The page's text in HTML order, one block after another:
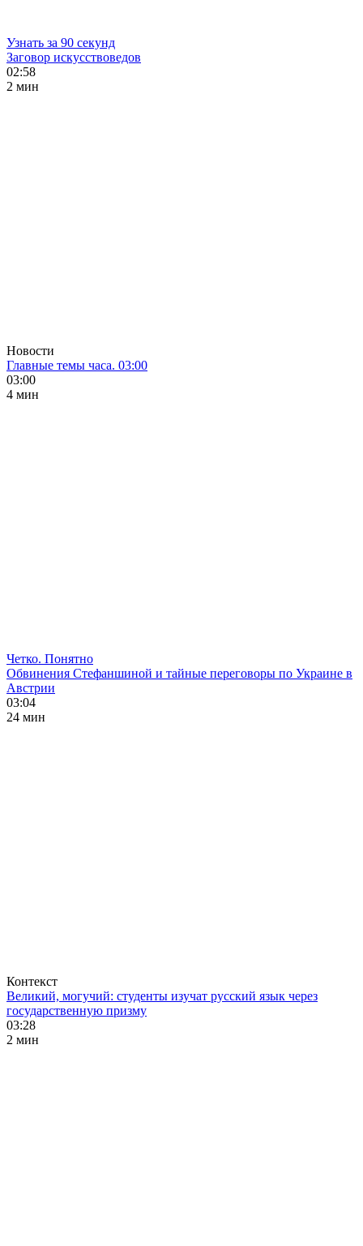
Узнать за 90 секунд
Заговор искусствоведов
02:58
2 мин
Новости
Главные темы часа. 03:00
03:00
4 мин
Четко. Понятно
Обвинения Стефаншиной и тайные переговоры по Украине в
Австрии
03:04
24 мин
Контекст
Великий, могучий: студенты изучат русский язык через
государственную призму
03:28
2 мин